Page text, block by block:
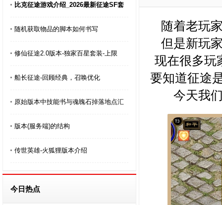
比克征途游戏介绍_2026最新征途SF套
随机获取物品的脚本如何书写
修仙征途2.0版本-独家百星套装-上限
船长征途-回顾经典，召唤优化
原始版本中技能书与魂魄石掉落地点汇
版本(服务端)的结构
传世英雄-火狐狸版本介绍
今日热点
随着老玩
但是新玩
现在很多玩
要知道征途
今天我